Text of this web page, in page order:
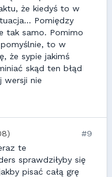
że kiedyś to w
Pomiędzy
tak samo. Pomimo
to w
że sypie jakimś
skąd ten błąd
wersji nie
#9
te
sprawdziłyby się
pisać całą grę